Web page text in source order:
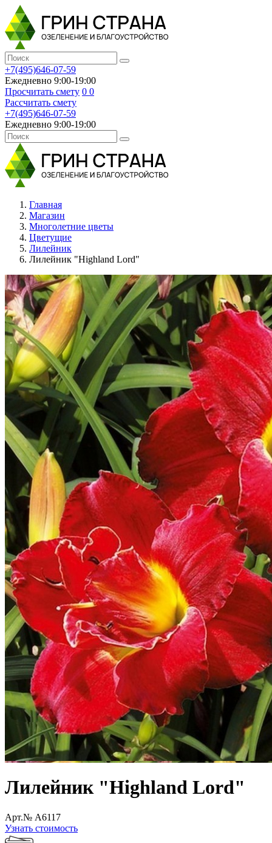
+7(495)646-07-59
Ежедневно 9:00-19:00
Просчитать смету 0 0
Рассчитать смету
+7(495)646-07-59
Ежедневно 9:00-19:00
Главная
Магазин
Многолетние цветы
Цветущие
Лилейник
Лилейник "Highland Lord"
Лилейник "Highland Lord"
Арт.№ A6117
Узнать стоимость